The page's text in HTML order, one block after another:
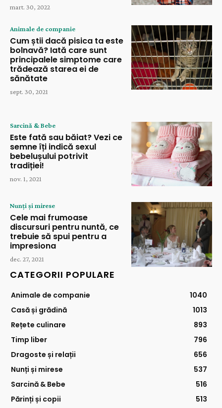
mart. 30, 2022
Animale de companie
Cum știi dacă pisica ta este
bolnavă? Iată care sunt
principalele simptome care
trădează starea ei de
sănătate
sept. 30, 2021
Sarcină & Bebe
Este fată sau băiat? Vezi ce
semne îți indică sexul
bebelușului potrivit
tradiției!
nov. 1, 2021
Nunți și mirese
Cele mai frumoase
discursuri pentru nuntă, ce
trebuie să spui pentru a
impresiona
dec. 27, 2021
CATEGORII POPULARE
Animale de companie
1040
Casă și grădină
1013
Rețete culinare
893
Timp liber
796
Dragoste și relații
656
Nunți și mirese
537
Sarcină & Bebe
516
Părinți și copii
513